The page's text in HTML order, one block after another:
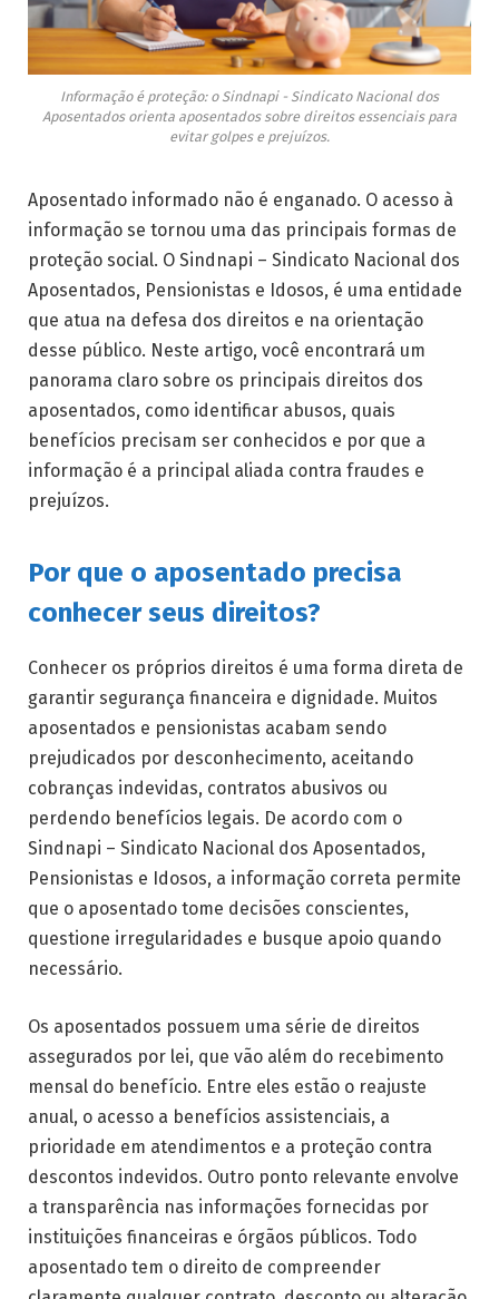
Informação é proteção: o Sindnapi - Sindicato Nacional dos
Aposentados orienta aposentados sobre direitos essenciais para
evitar golpes e prejuízos.
Aposentado informado não é enganado. O acesso à
informação se tornou uma das principais formas de
proteção social. O Sindnapi – Sindicato Nacional dos
Aposentados, Pensionistas e Idosos, é uma entidade
que atua na defesa dos direitos e na orientação
desse público. Neste artigo, você encontrará um
panorama claro sobre os principais direitos dos
aposentados, como identificar abusos, quais
benefícios precisam ser conhecidos e por que a
informação é a principal aliada contra fraudes e
prejuízos.
Por que o aposentado precisa
conhecer seus direitos?
Conhecer os próprios direitos é uma forma direta de
garantir segurança financeira e dignidade. Muitos
aposentados e pensionistas acabam sendo
prejudicados por desconhecimento, aceitando
cobranças indevidas, contratos abusivos ou
perdendo benefícios legais. De acordo com o
Sindnapi – Sindicato Nacional dos Aposentados,
Pensionistas e Idosos, a informação correta permite
que o aposentado tome decisões conscientes,
questione irregularidades e busque apoio quando
necessário.
Os aposentados possuem uma série de direitos
assegurados por lei, que vão além do recebimento
mensal do benefício. Entre eles estão o reajuste
anual, o acesso a benefícios assistenciais, a
prioridade em atendimentos e a proteção contra
descontos indevidos. Outro ponto relevante envolve
a transparência nas informações fornecidas por
instituições financeiras e órgãos públicos. Todo
aposentado tem o direito de compreender